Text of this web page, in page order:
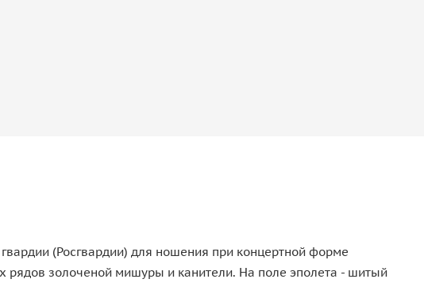
(Росгвардии) для ношения при концертной форме
золоченой мишуры и канители. На поле эполета - шитый